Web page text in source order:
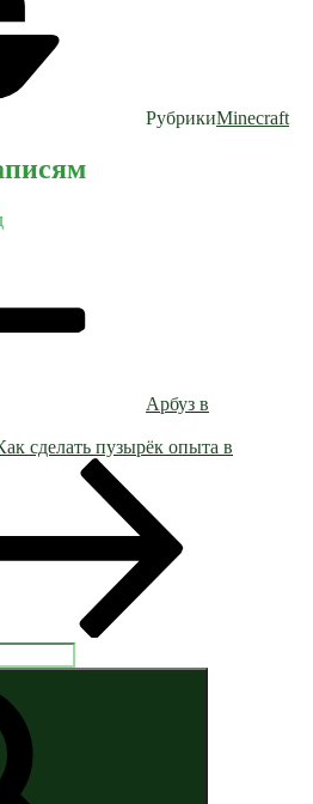
РубрикиMinecraft
Арбуз в
сделать пузырёк опыта в